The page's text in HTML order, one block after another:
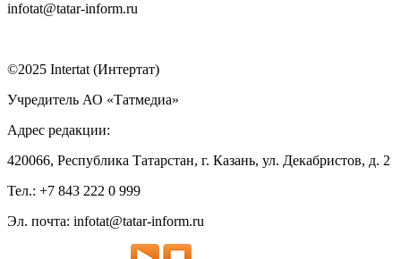
infotat@tatar-inform.ru
©2025 Intertat (Интертат)
Учредитель АО «Татмедиа»
Адрес редакции:
420066, Республика Татарстан, г. Казань, ул. Декабристов, д. 2
Тел.: +7 843 222 0 999
Эл. почта: infotat@tatar-inform.ru